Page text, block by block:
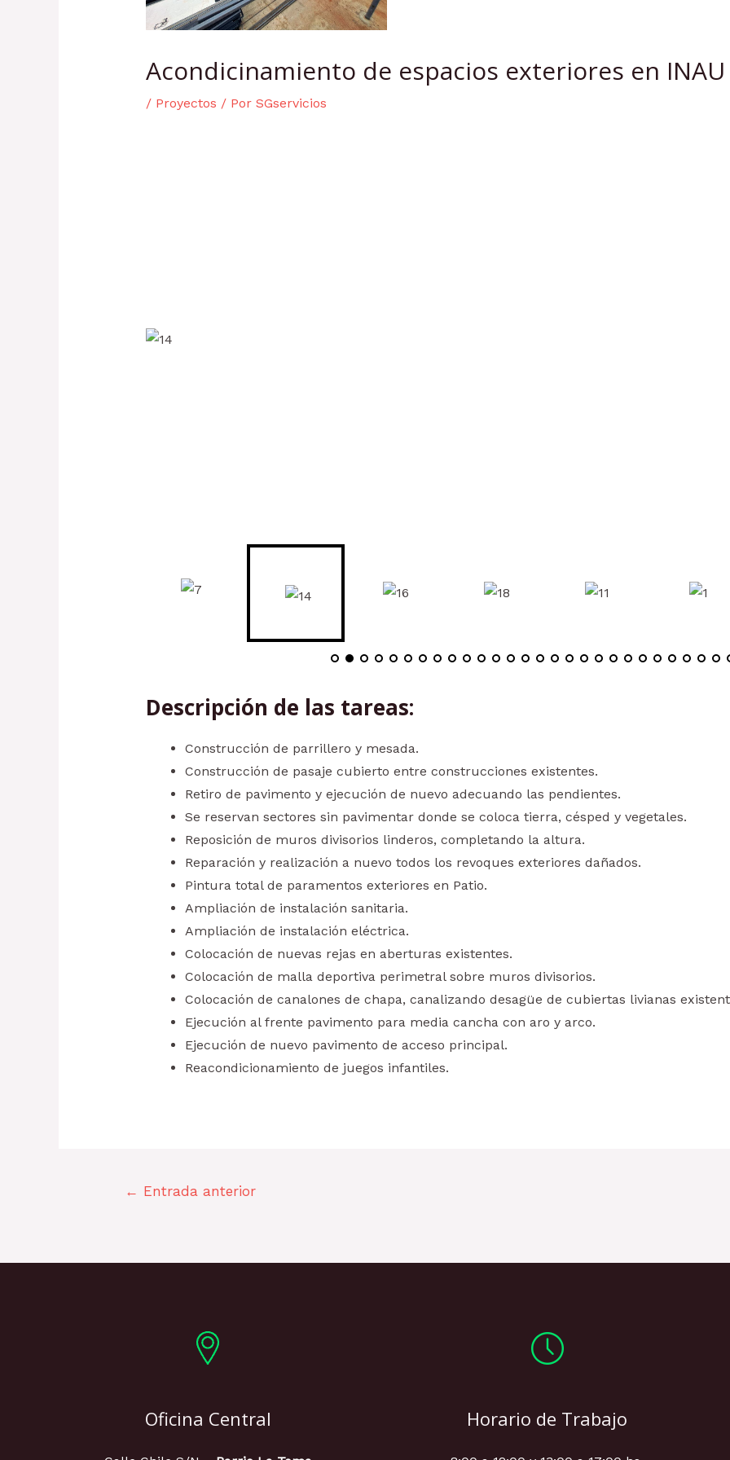
Acondicinamiento de espacios exteriores en INAU
/ Proyectos / Por SGservicios
Descripción de las tareas:
Construcción de parrillero y mesada.
Construcción de pasaje cubierto entre construcciones existentes.
Retiro de pavimento y ejecución de nuevo adecuando las pendientes.
Se reservan sectores sin pavimentar donde se coloca tierra, césped y vegetales.
Reposición de muros divisorios linderos, completando la altura.
Reparación y realización a nuevo todos los revoques exteriores dañados.
Pintura total de paramentos exteriores en Patio.
Ampliación de instalación sanitaria.
Ampliación de instalación eléctrica.
Colocación de nuevas rejas en aberturas existentes.
Colocación de malla deportiva perimetral sobre muros divisorios.
Colocación de canalones de chapa, canalizando desagüe de cubiertas livianas
Ejecución al frente pavimento para media cancha con aro y arco.
Ejecución de nuevo pavimento de acceso principal.
Reacondicionamiento de juegos infantiles.
← Entrada anterior
Oficina Central Horario de Trabajo